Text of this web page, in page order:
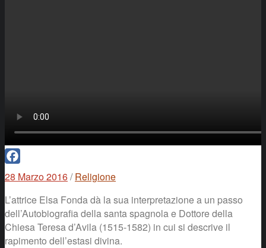
Facebook
28 Marzo 2016/ Religione
L’attrice Elsa Fonda dà la sua interpretazione a un passo
dell’Autobiografia della santa spagnola e Dottore della
Chiesa Teresa d’Avila (1515-1582) in cui si descrive il
rapimento dell’estasi divina.